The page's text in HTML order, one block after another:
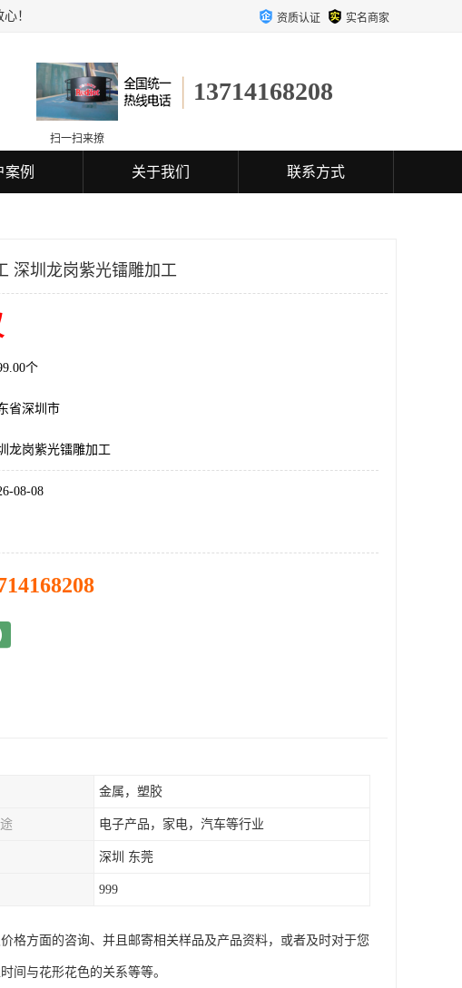
！ 资质认证 实名商家
13714168208
扫一扫来撩
案例 关于我们 联系方式
深圳龙岗紫光镭雕加工
个
省深圳市
龙岗紫光镭雕加工
08-08
金属，塑胶
电子产品，家电，汽车等行业
深圳 东莞
999
格方面的咨询、并且邮寄相关样品及产品资料，或者及时对于您
间与花形花色的关系等等。